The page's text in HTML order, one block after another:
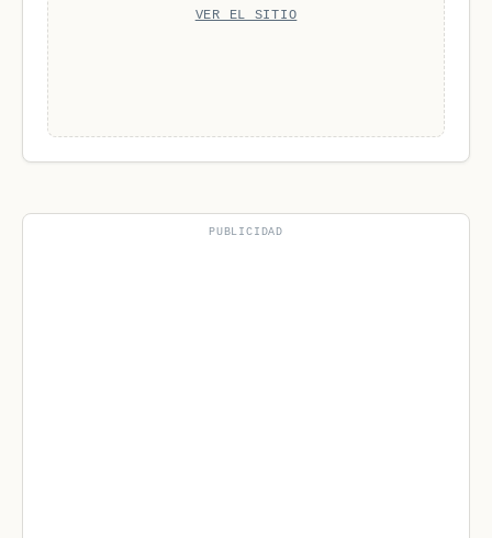
VER EL SITIO
PUBLICIDAD